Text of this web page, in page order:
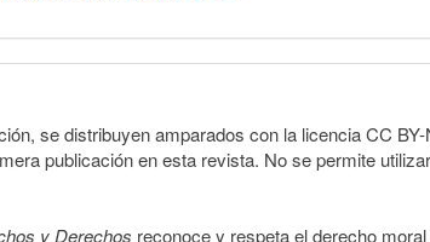
se distribuyen amparados con la licencia CC
publicación en esta revista. No se permite
y Derechos reconoce y respeta el derecho